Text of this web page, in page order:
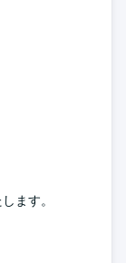
ます。